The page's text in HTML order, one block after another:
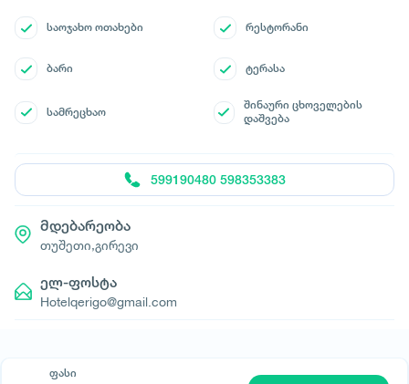
საოჯახო ოთახები რესტორანი
ბარი ტერასა
სამრეცხაო
შინაური ცხოველების
დაშვება
ფასი
599190480 598353383
მდებარეობა
თუშეთი,გირევი
ელ-ფოსტა
Hotelqerigo@gmail.com